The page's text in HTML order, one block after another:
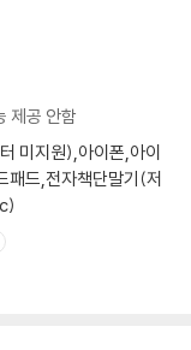
제공 안함
미지원),아이폰,아이
패드,전자책단말기(저